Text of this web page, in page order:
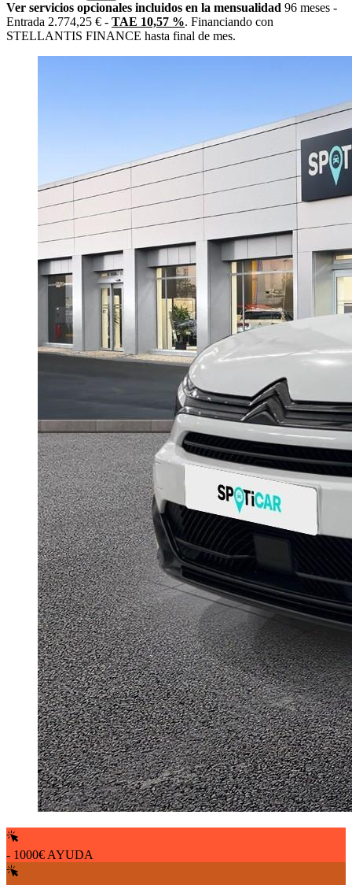
Ver servicios opcionales incluidos en la mensualidad 96 meses -
Entrada 2.774,25 € - TAE 10,57 %. Financiando con
STELLANTIS FINANCE hasta final de mes.
- 1000€ AYUDA